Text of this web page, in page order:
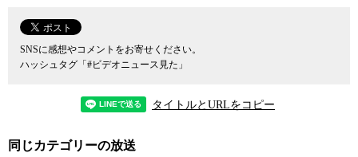
SNSに感想やコメントをお寄せください。
ハッシュタグ「#ビデオニュース見た」
タイトルとURLをコピー
同じカテゴリーの放送